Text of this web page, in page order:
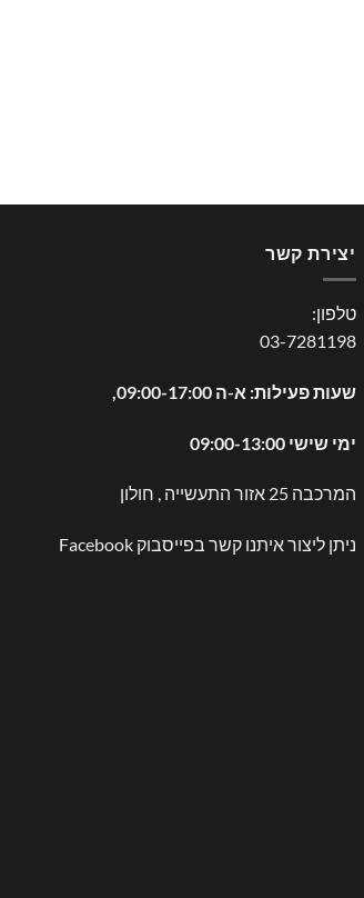
יצירת קשר
טלפון:
03-7281198
שעות פעילות: א-ה 09:00-17:00,
ימי שישי 09:00-13:00
המרכבה 25 אזור התעשייה , חולון
ניתן ליצור איתנו קשר בפייסבוק Facebook